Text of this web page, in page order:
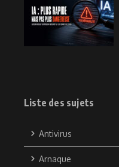
Liste des sujets
Antivirus
Arnaque